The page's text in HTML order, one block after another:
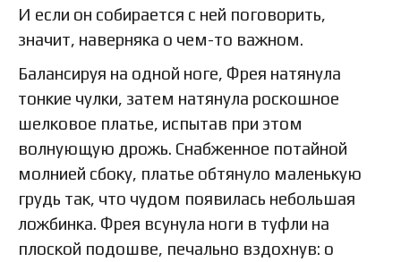
И если он собирается с ней поговорить,
значит, наверняка о чем-то важном.
Балансируя на одной ноге, Фрея натянула
тонкие чулки, затем натянула роскошное
шелковое платье, испытав при этом
волнующую дрожь. Снабженное потайной
молнией сбоку, платье обтянуло маленькую
грудь так, что чудом появилась небольшая
ложбинка. Фрея всунула ноги в туфли на
плоской подошве, печально вздохнув: о